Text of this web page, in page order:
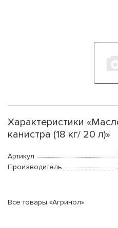
Характеристики
канистра (18 кг/ 20 л)»
Артикул
Производитель
Все товары «Агринол»